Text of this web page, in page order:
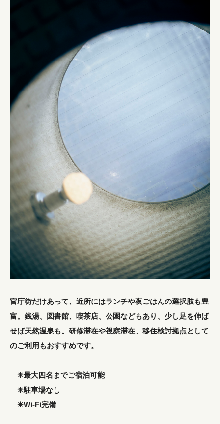
官庁街だけあって、近所にはランチや夜ごはんの選択肢も豊
富。銭湯、図書館、喫茶店、公園などもあり、少し足を伸ば
せば天然温泉も。研修滞在や視察滞在、移住検討拠点として
のご利用もおすすめです。
✳︎最大四名までご宿泊可能
✳︎駐車場なし
✳︎Wi-Fi完備